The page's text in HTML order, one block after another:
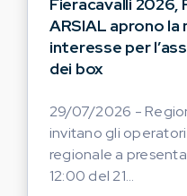
Fieracavalli 2026,
ARSIAL aprono
interesse per
dei box
29/07/2026 -
invitano gli
regionale a
12:00 del 21...